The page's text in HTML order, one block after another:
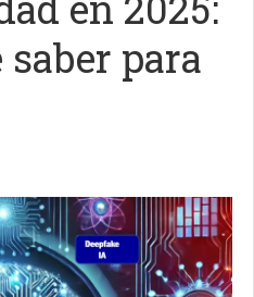
saber para